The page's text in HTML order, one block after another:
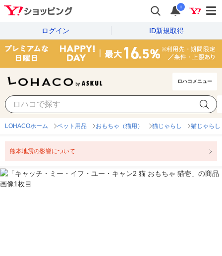
i
ログイン ID新規取得
ロハコメニュー
LOHACOホーム ペット用品 おもちゃ（猫用） 猫じゃらし 猫じゃらし
熊本地震の影響について